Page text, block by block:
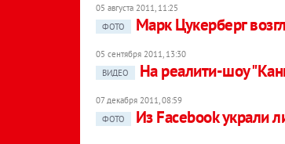
05 августа 2011, 11:25
ФОТО
Марк Цукерберг
05 сентября 2011, 13:30
ВИДЕО
На реалити-шоу
07 декабря 2011, 08:59
ФОТО
Из Facebook украли